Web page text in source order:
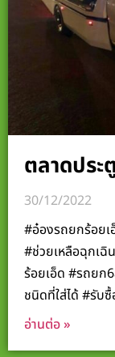
ตลาดประ
30/12/2022
#อ๋องรถยกร้อย
#ช่วยเหลือฉุกเฉิ
ร้อยเอ็ด #รถยก
ชนิดที่ใส่ได้ #รับ
อ่านต่อ »